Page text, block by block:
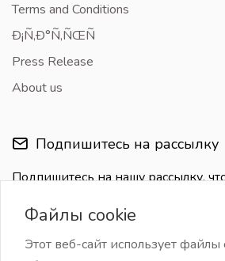
Terms and Conditions
Ð¡Ñ‚Ð°Ñ‚ÑŒÑ
Press Release
About us
Подпишитесь на рассылку
Подпишитесь на нашу рассылку,
Файлы cookie
Этот веб-сайт использует файлы